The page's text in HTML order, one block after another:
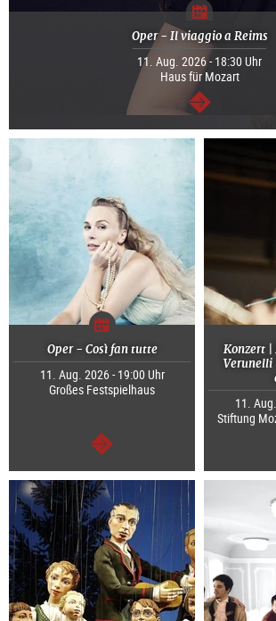
Oper - Il viaggio a Reims
11. Aug. 2026 - 18:30 Uhr
Haus für Mozart
weiter
Oper - Così fan tutte
11. Aug. 2026 - 19:00 Uhr
Großes Festspielhaus
weiter
Konzert |
Verunelli
11.
Stiftung